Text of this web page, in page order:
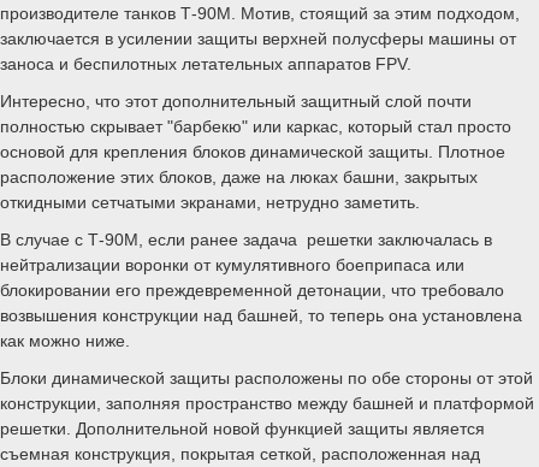
производителе танков Т-90М. Мотив, стоящий за этим подходом,
заключается в усилении защиты верхней полусферы машины от
заноса и беспилотных летательных аппаратов FPV.
Интересно, что этот дополнительный защитный слой почти
полностью скрывает "барбекю" или каркас, который стал просто
основой для крепления блоков динамической защиты. Плотное
расположение этих блоков, даже на люках башни, закрытых
откидными сетчатыми экранами, нетрудно заметить.
В случае с Т-90М, если ранее задача решетки заключалась в
нейтрализации воронки от кумулятивного боеприпаса или
блокировании его преждевременной детонации, что требовало
возвышения конструкции над башней, то теперь она установлена
как можно ниже.
Блоки динамической защиты расположены по обе стороны от этой
конструкции, заполняя пространство между башней и платформой
решетки. Дополнительной новой функцией защиты является
съемная конструкция, покрытая сеткой, расположенная над